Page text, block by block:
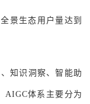
景生态用户量达到
知识洞察、智能助
AIGC体系主要分为